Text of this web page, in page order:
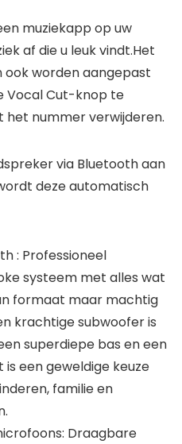
muziekapp op uw
af die u leuk vindt.Het
ook worden aangepast
Vocal Cut-knop te
het nummer verwijderen.
via Bluetooth aan
deze automatisch
: Professioneel
systeem met alles wat
formaat maar machtig
krachtige subwoofer is
superdiepe bas en een
een geweldige keuze
familie en
Draagbare